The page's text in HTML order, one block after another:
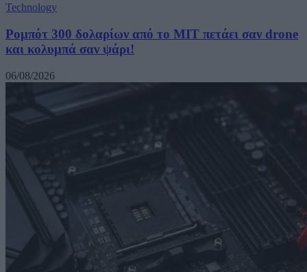
Technology
Ρομπότ 300 δολαρίων από το MIT πετάει σαν drone
και κολυμπά σαν ψάρι!
06/08/2026